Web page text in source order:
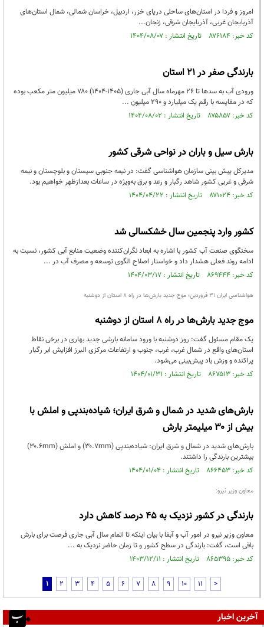
امروز و فردا در استان‌های ساحلی دریای خزر، اردبیل، خراسان شمالی، شمال استان‌های
آذربایجان غربی،‌ آذربایجان شرقی، زنجان...
کد خبر: ۸۷۶۱۸۴ تاریخ انتشار : ۱۴۰۴/۰۸/۰۷
بارندگی صفر در ۲۱ استان
ورودی آب به سدها تا ۲۶ مهرماه سال آبی جاری (۱۴۰۵-۱۴۰۴) ۷۸۰ میلیون متر مکعب بوده
که در مقایسه با رقم یک میلیارد و ۲۹۰ میلیون ...
کد خبر: ۸۷۵۸۵۷ تاریخ انتشار : ۱۴۰۴/۰۸/۰۲
بارش سیل و باران در نواحی شرقی کشور
مدیرکل پیش بینی سازمان هواشناسی گفت: در نیمه جنوبی سیستان و بلوچستان و نیمه
شرقی و غربی کشور شاهد رگبار و رعد و برق به‌ویژه در ساعات بعدازظهر خواهیم بود.
کد خبر: ۸۷۱۰۲۴ تاریخ انتشار : ۱۴۰۴/۰۴/۲۲
کشور وارد پنجمین سال خشکسالی شد
سخنگوی صنعت آب کشور با اشاره به ابعاد نگران‌کننده وضعیت منابع آبی کشور، نسبت به
ادامه روند فعلی هشدار داد و خواستار اصلاح الگوی توسعه و مصرف آب در ...
کد خبر: ۸۶۹۴۴۴ تاریخ انتشار : ۱۴۰۴/۰۳/۱۷
هواشناسی ایران ۳۱ فروردین؛ موج جدید بارش‌ها در راه ۸ استان از دوشنبه
موج جدید بارش‌ها در راه ۸ استان از دوشنبه
یک مقام مسئول گفت: روز دوشنبه با ورود سامانه بارشی جدید بهاری در برخی نقاط
استان‌های واقع در شمال غرب، غرب، جنوب و ارتفاعات مرکزی البرز افزایش ابر رگبار
پراکنده و وزش باد پیش‌بینی می‌شود.
کد خبر: ۸۶۷۵۱۳ تاریخ انتشار : ۱۴۰۴/۰۱/۳۱
بارش‌های شدید در شمال و شرق ایران؛ شیاده‌بندپی و املش با
بیش از ۳۰ میلیمتر بارش
بارش‌های شدید در شمال و شرق ایران: شیاده‌بندپی (۳۰.۷mm) و املش (۳۰.۶mm)
بیشترین بارندگی را داشتند.
کد خبر: ۸۶۶۴۵۳ تاریخ انتشار : ۱۴۰۴/۰۱/۰۴
معاون وزیر نیرو:
بارندگی در کشور نزدیک به ۴۵ درصد کاهش دارد
معاون وزیر نیرو در امور آب و آبفا با بیان اینکه تا اتمام سال آبی جاری فرصت برای بارش
باقی است، گفت: بارندگی در سطح کشور و تا زمان حاضر نزدیک به ...
کد خبر: ۸۶۵۳۹۵ تاریخ انتشار : ۱۴۰۳/۱۲/۱۱
1 2 3 4 5 6 7 8 9 10 11 >
آخرین اخبار